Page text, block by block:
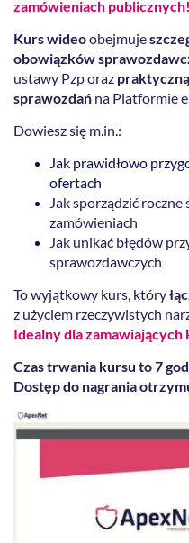
zamówieniach publicznych!
Kurs wideoobejmuje
obowiązków
ustawy Pzp oraz
sprawozdań na Platformie
Dowiesz się m.in.:
Jak prawidłowo
ofertach
Jak sporządzić
zamówieniach
Jak unikać błędów
sprawozdawczych
To wyjątkowy kurs, który
z użyciem rzeczywistych
Idealny dla
Czas trwania kursu to 7
Dostęp do nagrania